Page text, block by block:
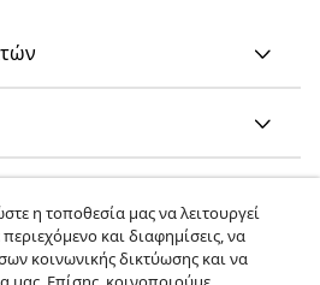
η τοποθεσία μας να λειτουργεί
και διαφημίσεις, να
κοινωνικής δικτύωσης και να